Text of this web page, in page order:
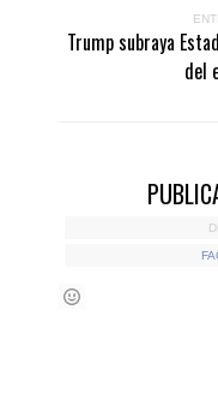
Trump subraya
del